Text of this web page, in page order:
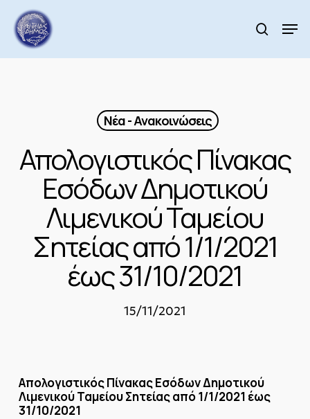
main
content
search
Νέα - Ανακοινώσεις
Απολογιστικός Πίνακας
Εσόδων Δημοτικού
Λιμενικού Ταμείου
Σητείας από 1/1/2021
έως 31/10/2021
15/11/2021
Απολογιστικός Πίνακας Εσόδων Δημοτικού
Λιμενικού Ταμείου Σητείας από 1/1/2021 έως
31/10/2021
Menu